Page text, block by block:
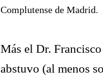
Complutense de Madrid.
Más el Dr.
abstuvo (al menos